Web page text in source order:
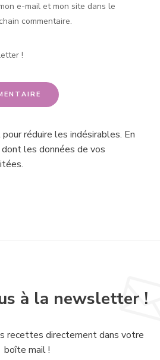
e-mail et mon site dans le
commentaire.
!
réduire les indésirables. En
les données de vos
.
à la newsletter !
recettes directement dans votre
boîte mail !